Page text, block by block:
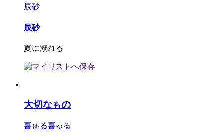
辰砂
辰砂
夏に溺れる
大切なもの
喜ゅる喜ゅる